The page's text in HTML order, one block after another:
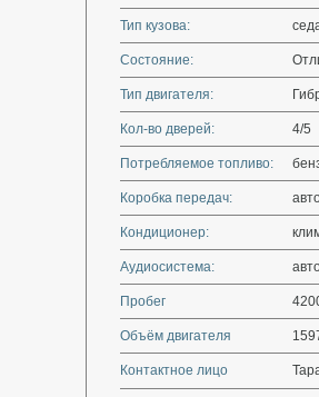
Тип кузова:
Состояние:
Тип двигателя:
Кол-во дверей: 4/5
Потребляемое топливо:
Коробка передач:
Кондиционер:
Аудиосистема:
Пробег
Объём двигателя
Контактное лицо